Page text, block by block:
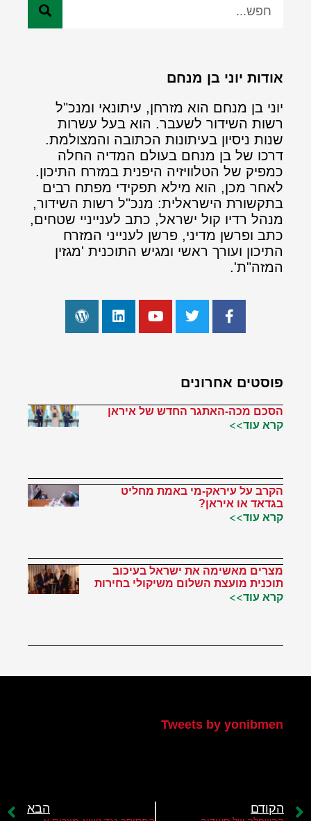
אודות יוני בן מנחם
יוני בן מנחם הוא מזרחן, עיתונאי ומנכ"ל
רשות השידור לשעבר. הוא בעל עשרות
שנות ניסיון בעיתונות הכתובה והמצולמת.
דרכו של בן מנחם בעולם המדיה החלה
כמפיק של הטלוויזיה היפנית במזרח התיכון.
לאחר מכן, הוא מילא תפקידי מפתח רבים
בתקשורת הישראלית: מנכ"ל רשות השידור,
מנהל רדיו קול ישראל, כתב לענייניי שטחים,
כתב ופרשן מדיני, פרשן לענייני המזרח
התיכון ועורך ראשי ומגיש התוכנית 'מגזין
המזה"ת'.
פוסטים אחרונים
הסכם מכה-האתגר החדש של איראן
קרא עוד>>
הקרב על עיראק-מי באמת מחליט
בגדאד או איראן?
קרא עוד>>
מצרים מאשימה את ישראל בעיכוב
תוכנית מועצת השלום משיקולי בחירות
קרא עוד>>
Tweets by yonibmen
הקודם הבא